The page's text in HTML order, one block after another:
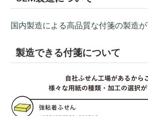
国内製造による高品質な付箋の製造
製造できる付箋について